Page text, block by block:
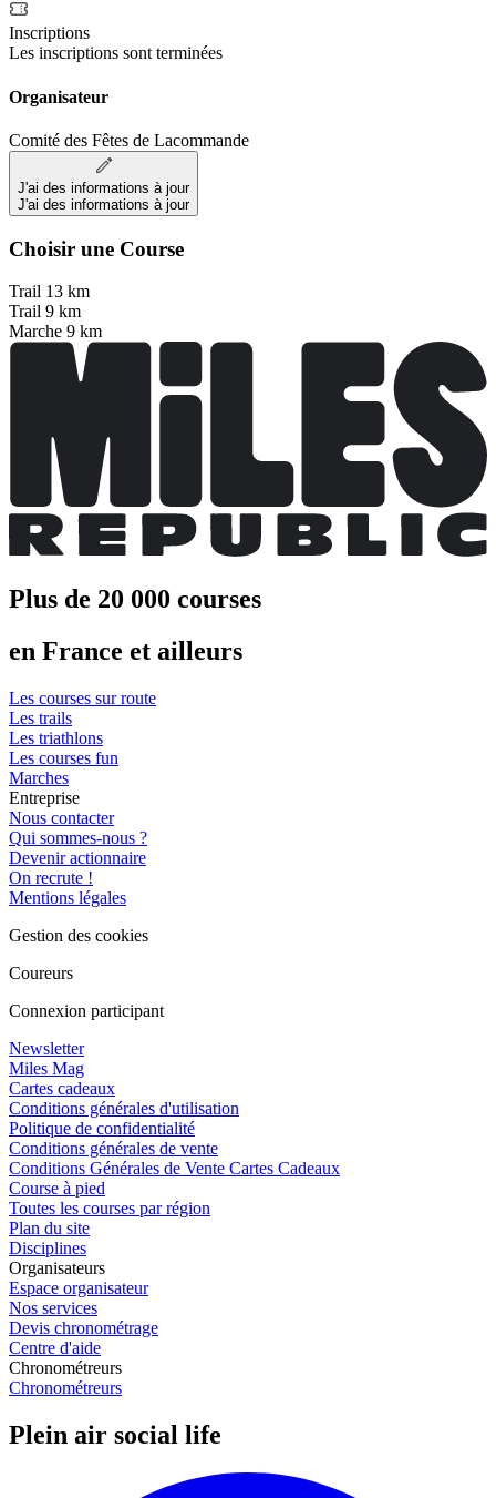
Inscriptions
Les inscriptions sont terminées
Organisateur
Comité des Fêtes de Lacommande
J'ai des informations à jour
J'ai des informations à jour
Choisir une Course
Trail 13 km
Trail 9 km
Marche 9 km
Plus de 20 000 courses
en France et ailleurs
Les courses sur route
Les trails
Les triathlons
Les courses fun
Marches
Entreprise
Nous contacter
Qui sommes-nous ?
Devenir actionnaire
On recrute !
Mentions légales
Gestion des cookies
Coureurs
Connexion participant
Newsletter
Miles Mag
Cartes cadeaux
Conditions générales d'utilisation
Politique de confidentialité
Conditions générales de vente
Conditions Générales de Vente Cartes Cadeaux
Course à pied
Toutes les courses par région
Plan du site
Disciplines
Organisateurs
Espace organisateur
Nos services
Devis chronométrage
Centre d'aide
Chronométreurs
Chronométreurs
Plein air social life